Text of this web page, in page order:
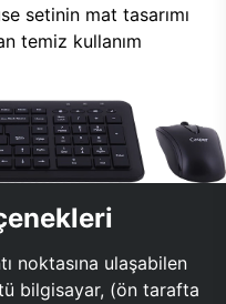
setinin mat tasarımı
temiz kullanım
noktasına ulaşabilen
bilgisayar, (ön tarafta